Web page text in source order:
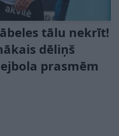
tālu nekrīt!
dēliņš
prasmēm